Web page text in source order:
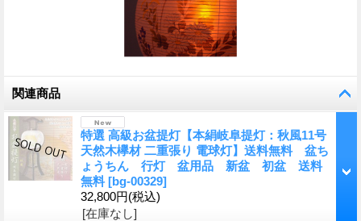
関連商品
特選 高級お盆提灯【本絹岐阜提灯：秋風11号
天然木欅材 二重張り 電球灯】送料無料 盆ち
ょうちん 行灯 盆用品 新盆 初盆 送料
無料 [bg-00329]
32,800円(税込)
[在庫なし]